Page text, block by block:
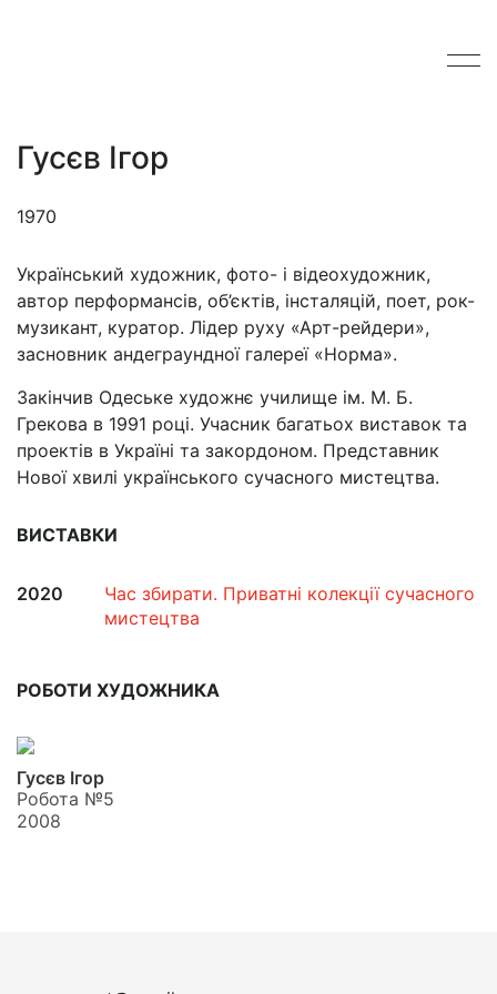
Гусєв Ігор
1970
Український художник, фото- і відеохудожник,
автор перформансів, об’єктів, інсталяцій, поет, рок-
музикант, куратор. Лідер руху «Арт-рейдери»,
засновник андеграундної галереї «Норма».
Закінчив Одеське художнє училище ім. М. Б.
Грекова в 1991 році. Учасник багатьох виставок та
проектів в Україні та закордоном. Представник
Нової хвилі українського сучасного мистецтва.
ВИСТАВКИ
2020
Час збирати. Приватні колекції сучасного
мистецтва
РОБОТИ ХУДОЖНИКА
Гусєв Ігор
Робота №5
2008